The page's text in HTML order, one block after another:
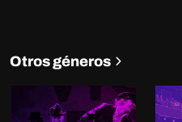
Otros géneros